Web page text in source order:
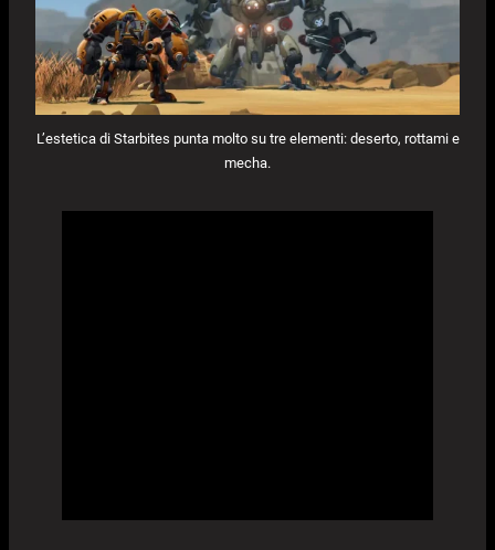
L’estetica di Starbites punta molto su tre elementi: deserto, rottami e
mecha.